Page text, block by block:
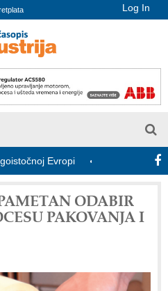
Log In
Evropi COMBYPACK
ODABIR
PAKOVANJA I